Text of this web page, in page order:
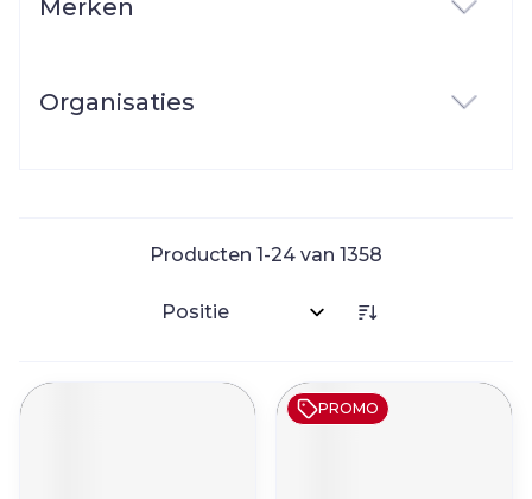
Merken
Organisaties
Producten 1-24 van 1358
Sorteer op:
PROMO